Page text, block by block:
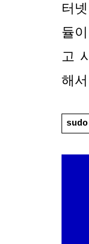
터
듈
고
해